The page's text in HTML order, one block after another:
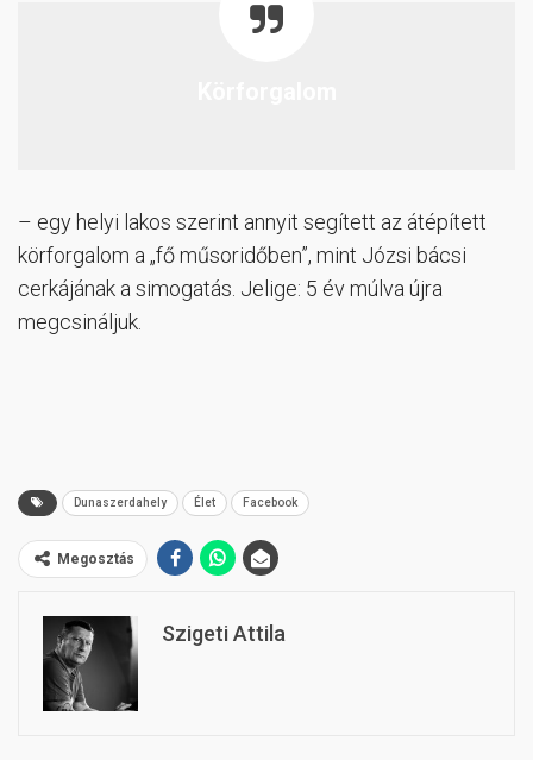
– egy helyi lakos szerint annyit segített az átépített
körforgalom a „fő műsoridőben”, mint Józsi bácsi
cerkájának a simogatás. Jelige: 5 év múlva újra
megcsináljuk.
Dunaszerdahely Élet Facebook
Megosztás
Szigeti Attila